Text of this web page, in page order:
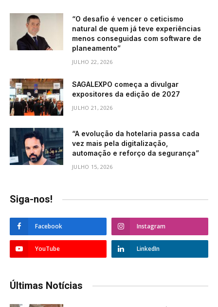
“O desafio é vencer o ceticismo
natural de quem já teve experiências
menos conseguidas com software de
planeamento”
JULHO 22, 2026
SAGALEXPO começa a divulgar
expositores da edição de 2027
JULHO 21, 2026
“A evolução da hotelaria passa cada
vez mais pela digitalização,
automação e reforço da segurança”
JULHO 15, 2026
Siga-nos!
Facebook Instagram
YouTube LinkedIn
Últimas Notícias